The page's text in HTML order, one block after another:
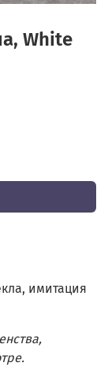
White
имитация